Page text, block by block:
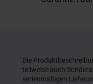
Die
teilweise auch
serienmäßigen